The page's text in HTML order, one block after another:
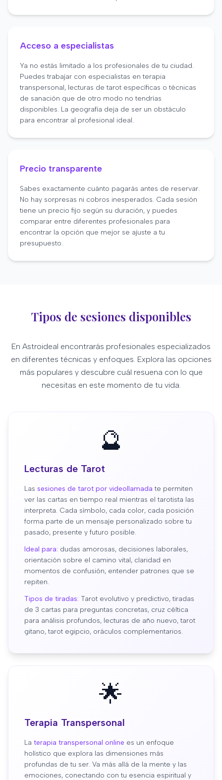
Acceso a especialistas
Ya no estás limitado a los profesionales de tu ciudad.
Puedes trabajar con especialistas en terapia
transpersonal, lecturas de tarot específicas o técnicas
de sanación que de otro modo no tendrías
disponibles. La geografía deja de ser un obstáculo
para encontrar al profesional ideal.
Precio transparente
Sabes exactamente cuánto pagarás antes de reservar.
No hay sorpresas ni cobros inesperados. Cada sesión
tiene un precio fijo según su duración, y puedes
comparar entre diferentes profesionales para
encontrar la opción que mejor se ajuste a tu
presupuesto.
Tipos de sesiones disponibles
En Astroideal encontrarás profesionales especializados
en diferentes técnicas y enfoques. Explora las opciones
más populares y descubre cuál resuena con lo que
necesitas en este momento de tu vida.
🔮
Lecturas de Tarot
Las sesiones de tarot por videollamada te permiten
ver las cartas en tiempo real mientras el tarotista las
interpreta. Cada símbolo, cada color, cada posición
forma parte de un mensaje personalizado sobre tu
pasado, presente y futuro posible.
Ideal para: dudas amorosas, decisiones laborales,
orientación sobre el camino vital, claridad en
momentos de confusión, entender patrones que se
repiten.
Tipos de tiradas: Tarot evolutivo y predictivo, tiradas
de 3 cartas para preguntas concretas, cruz céltica
para análisis profundos, lecturas de año nuevo, tarot
gitano, tarot egipcio, oráculos complementarios.
🌟
Terapia Transpersonal
La terapia transpersonal online es un enfoque
holístico que explora las dimensiones más
profundas de tu ser. Va más allá de la mente y las
emociones, conectando con tu esencia espiritual y